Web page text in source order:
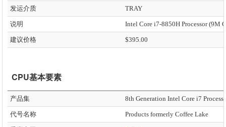
发运介质 TRAY
说明
建议价格 $395.00
CPU基本要素
产品集 8th Generation Intel Core i7
代号名称 Products formerly Coffee Lake